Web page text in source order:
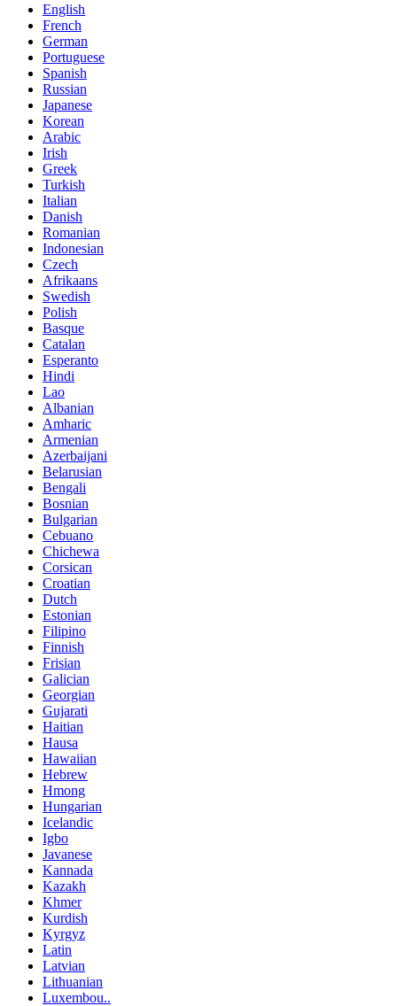
English
French
German
Portuguese
Spanish
Russian
Japanese
Korean
Arabic
Irish
Greek
Turkish
Italian
Danish
Romanian
Indonesian
Czech
Afrikaans
Swedish
Polish
Basque
Catalan
Esperanto
Hindi
Lao
Albanian
Amharic
Armenian
Azerbaijani
Belarusian
Bengali
Bosnian
Bulgarian
Cebuano
Chichewa
Corsican
Croatian
Dutch
Estonian
Filipino
Finnish
Frisian
Galician
Georgian
Gujarati
Haitian
Hausa
Hawaiian
Hebrew
Hmong
Hungarian
Icelandic
Igbo
Javanese
Kannada
Kazakh
Khmer
Kurdish
Kyrgyz
Latin
Latvian
Lithuanian
Luxembou..